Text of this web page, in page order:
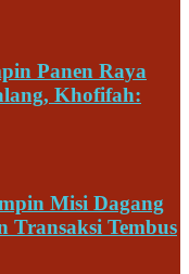
Panen Raya
Khofifah:
Misi Dagang
Transaksi Tembus